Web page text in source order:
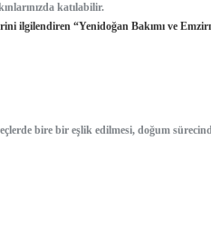
katılabilir.
ilgilendiren “Yenidoğan Bakımı ve
bire bir eşlik edilmesi, doğum